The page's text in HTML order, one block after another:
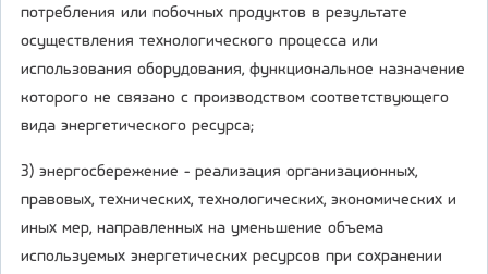
потребления или побочных продуктов в результате
осуществления технологического процесса или
использования оборудования, функциональное назначение
которого не связано с производством соответствующего
вида энергетического ресурса;
3) энергосбережение - реализация организационных,
правовых, технических, технологических, экономических и
иных мер, направленных на уменьшение объема
используемых энергетических ресурсов при сохранении